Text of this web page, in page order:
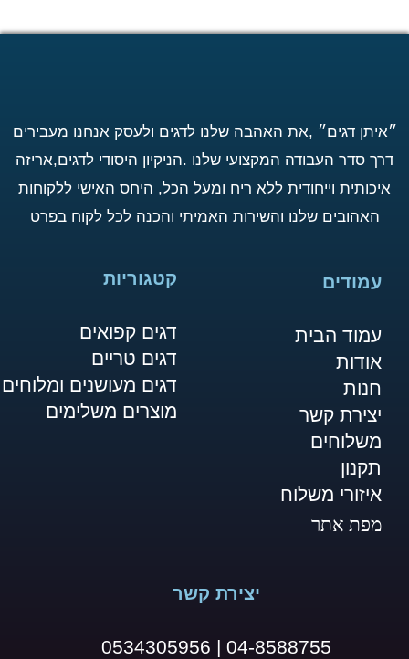
״איתן דגים״ ,את האהבה שלנו לדגים ולעסק אנחנו מעבירים
דרך סדר העבודה המקצועי שלנו .הניקיון היסודי לדגים,אריזה
איכותית וייחודית ללא ריח ומעל הכל, היחס האישי ללקוחות
האהובים שלנו והשירות האמיתי והכנה לכל לקוח בפרט
עמודים
עמוד הבית
אודות
חנות
יצירת קשר
משלוחים
תקנון
איזורי משלוח
מפת אתר
קטגוריות
דגים קפואים
דגים טריים
דגים מעושנים ומלוחים
מוצרים משלימים
יצירת קשר
04-8588755 | 0534305956